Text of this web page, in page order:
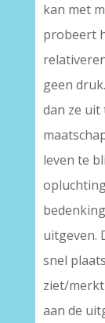
kan met
probeert
geen
dan ze uit
leven te
uitgeven.
snel
ziet/
aan de